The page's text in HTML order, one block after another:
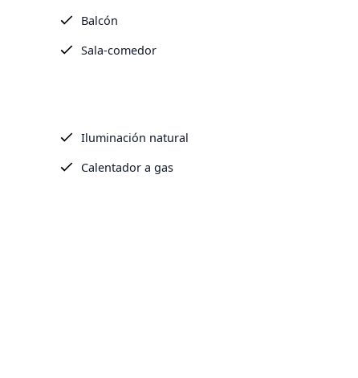
Balcón
Sala-comedor
Iluminación natural
Calentador a gas